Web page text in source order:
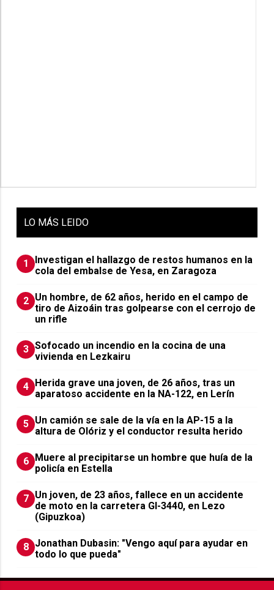
LO MÁS LEIDO
1
Investigan el hallazgo de restos humanos en la
cola del embalse de Yesa, en Zaragoza
2 Un hombre, de 62 años, herido en el campo de
tiro de Aizoáin tras golpearse con el cerrojo de
un rifle
3 Sofocado un incendio en la cocina de una
vivienda en Lezkairu
4 Herida grave una joven, de 26 años, tras un
aparatoso accidente en la NA-122, en Lerín
5 Un camión se sale de la vía en la AP-15 a la
altura de Olóriz y el conductor resulta herido
6 Muere al precipitarse un hombre que huía de la
policía en Estella
7 Un joven, de 23 años, fallece en un accidente
de moto en la carretera GI-3440, en Lezo
(Gipuzkoa)
8 Jonathan Dubasin: "Vengo aquí para ayudar en
todo lo que pueda"